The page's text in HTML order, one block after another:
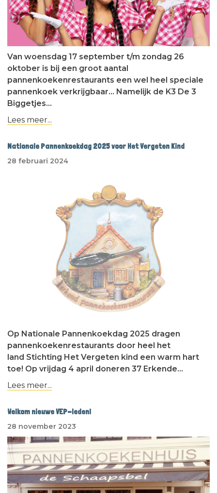
Van woensdag 17 september t/m zondag 26
oktober is bij een groot aantal
pannenkoekenrestaurants een wel heel speciale
pannenkoek verkrijgbaar... Namelijk de K3 De 3
Biggetjes…
Lees meer...
Nationale Pannenkoekdag 2025 voor Het Vergeten Kind
28 februari 2024
Op Nationale Pannenkoekdag 2025 dragen
pannenkoekenrestaurants door heel het
land Stichting Het Vergeten kind een warm hart
toe! Op vrijdag 4 april doneren 37 Erkende…
Lees meer...
Welkom nieuwe VEP-leden!
28 november 2023